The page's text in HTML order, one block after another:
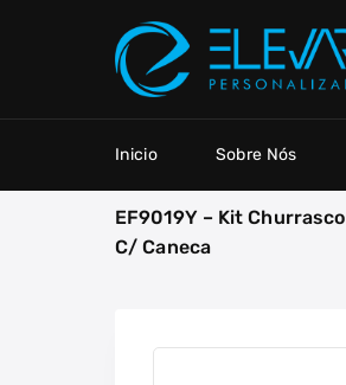
Inicio Sobre Nós
EF9019Y – Kit Churrasco
C/ Caneca